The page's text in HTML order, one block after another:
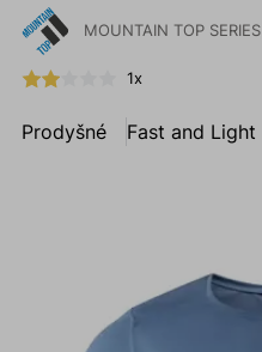
MOUNTAIN TOP SERIES
1x
Prodyšné Fast and Light